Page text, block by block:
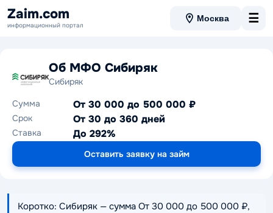
Zaim.com
информационный портал
Москва ☰
Об МФО Сибиряк
Сибиряк
Сумма
От 30 000 до 500 000 ₽
Срок От 30 до 360 дней
Ставка До 292%
Оставить заявку на займ
Коротко: Сибиряк — сумма От 30 000 до 500 000 ₽,